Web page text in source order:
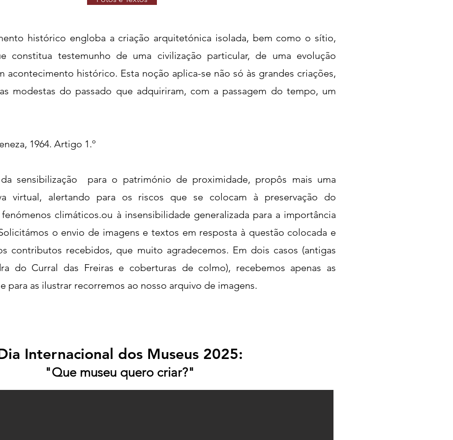
histórico engloba a criação arquitetónica isolada, bem como o sítio,
constitua testemunho de uma civilização particular, de uma evolução
acontecimento histórico. Esta noção aplica-se não só às grandes criações,
modestas do passado que adquiriram, com a passagem do tempo, um
1964. Artigo 1.º
sensibilização para o património de proximidade, propôs mais uma
virtual, alertando para os riscos que se colocam à preservação do
climáticos.ou à insensibilidade generalizada para a importância
o envio de imagens e textos em resposta à questão colocada e
contributos recebidos, que muito agradecemos. Em dois casos (antigas
do Curral das Freiras e coberturas de colmo), recebemos apenas as
para as ilustrar recorremos ao nosso arquivo de imagens.
Internacional dos Museus 2025:
"Que museu quero criar?"